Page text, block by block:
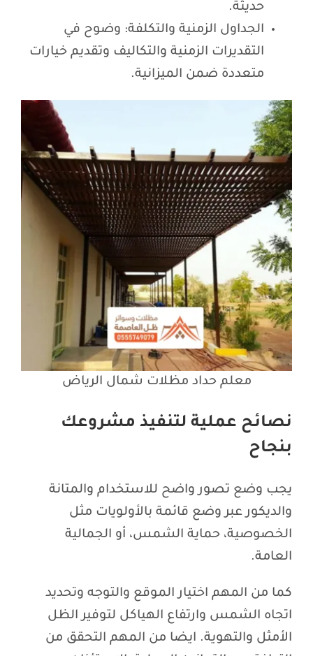
حديثة.
الجداول الزمنية والتكلفة: وضوح في
التقديرات الزمنية والتكاليف وتقديم خيارات
متعددة ضمن الميزانية.
معلم حداد مظلات شمال الرياض
نصائح عملية لتنفيذ مشروعك
بنجاح
يجب وضع تصور واضح للاستخدام والمتانة
والديكور عبر وضع قائمة بالأولويات مثل
الخصوصية، حماية الشمس، أو الجمالية
العامة.
كما من المهم اختيار الموقع والتوجه وتحديد
اتجاه الشمس وارتفاع الهياكل لتوفير الظل
الأمثل والتهوية. ايضا من المهم التحقق من